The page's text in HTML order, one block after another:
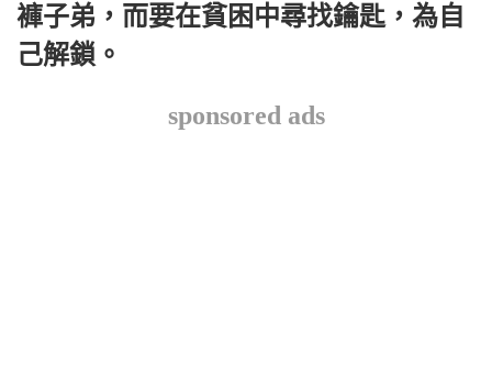
褲子弟，而要在貧困中尋找鑰匙，為自
己解鎖。
sponsored ads